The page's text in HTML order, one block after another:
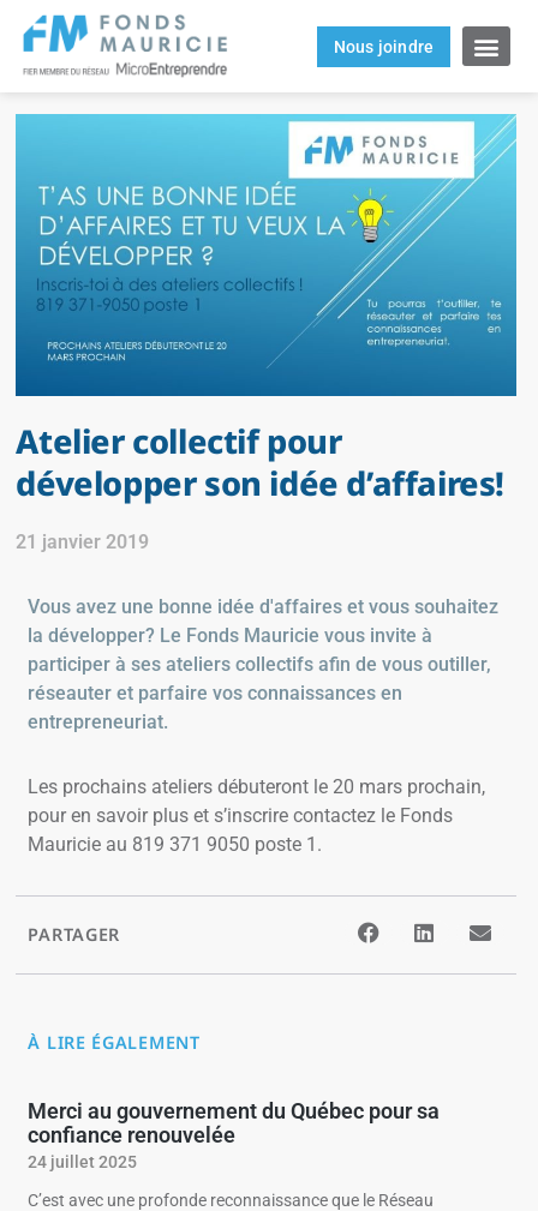
Nous joindre
Atelier collectif pour
développer son idée d’affaires!
21 janvier 2019
Vous avez une bonne idée d'affaires et vous souhaitez
la développer? Le Fonds Mauricie vous invite à
participer à ses ateliers collectifs afin de vous outiller,
réseauter et parfaire vos connaissances en
entrepreneuriat.
Les prochains ateliers débuteront le 20 mars prochain,
pour en savoir plus et s’inscrire contactez le Fonds
Mauricie au 819 371 9050 poste 1.
PARTAGER
À LIRE ÉGALEMENT
Merci au gouvernement du Québec pour sa
confiance renouvelée
24 juillet 2025
C’est avec une profonde reconnaissance que le Réseau